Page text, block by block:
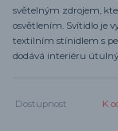
světelným zdrojem,
osvětlením. Svítidlo je
textilním stínidlem s
dodává interiéru útulný
Dostupnost K